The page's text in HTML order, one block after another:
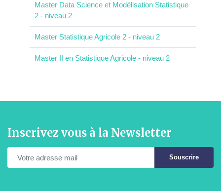
Master Data Science et Modélisation Statistique
2 - niveau 2
Master Statistique Agricole 2 - niveau 2
Master II en Statistique Agricole - niveau 2
Inscrivez vous à la Newsletter
Souscrire